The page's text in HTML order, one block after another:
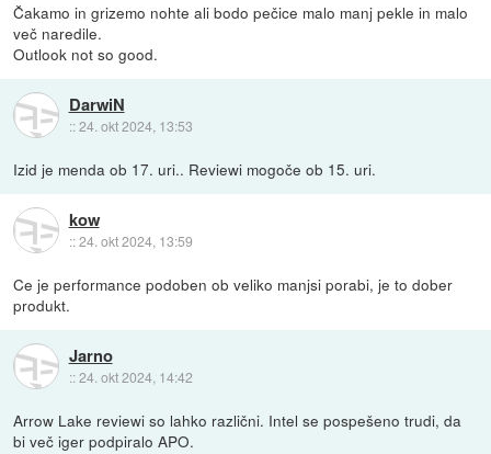
Čakamo in grizemo nohte ali bodo pečice malo manj pekle in malo
več naredile.
Outlook not so good.
DarwiN
::24. okt 2024, 13:53
Izid je menda ob 17. uri.. Reviewi mogoče ob 15. uri.
kow
::24. okt 2024, 13:59
Ce je performance podoben ob veliko manjsi porabi, je to dober
produkt.
Jarno
::24. okt 2024, 14:42
Arrow Lake reviewi so lahko različni. Intel se pospešeno trudi, da
bi več iger podpiralo APO.